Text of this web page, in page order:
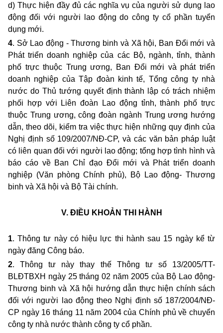
d) Thực hiện đầy đủ các nghĩa vụ của người sử dụng lao
động đối với người lao động do công ty cổ phần tuyển
dụng mới.
4. Sở Lao động - Thương binh và Xã hội, Ban Đổi mới và
Phát triển doanh nghiệp của các Bộ, ngành, tỉnh, thành
phố trực thuộc Trung ương, Ban Đổi mới và phát triển
doanh nghiệp của Tập đoàn kinh tế, Tổng công ty nhà
nước do Thủ tướng quyết định thành lập có trách nhiệm
phối hợp với Liên đoàn Lao động tỉnh, thành phố trực
thuộc Trung ương, công đoàn ngành Trung ương hướng
dẫn, theo dõi, kiểm tra việc thực hiện những quy định của
Nghị định số 109/2007/NĐ-CP, và các văn bản pháp luật
có liên quan đối với người lao động; tổng hợp tình hình và
báo cáo về Ban Chỉ đạo Đổi mới và Phát triển doanh
nghiệp (Văn phòng Chính phủ), Bộ Lao động- Thương
binh và Xã hội và Bộ Tài chính.
V. ĐIỀU KHOẢN THI HÀNH
1. Thông tư này có hiệu lực thi hành sau 15 ngày kể từ
ngày đăng Công báo.
2. Thông tư này thay thế Thông tư số 13/2005/TT-
BLĐTBXH ngày 25 tháng 02 năm 2005 của Bộ Lao động-
Thương binh và Xã hội hướng dẫn thực hiện chính sách
đối với người lao động theo Nghị định số 187/2004/NĐ-
CP ngày 16 tháng 11 năm 2004 của Chính phủ về chuyển
công ty nhà nước thành công ty cổ phần.